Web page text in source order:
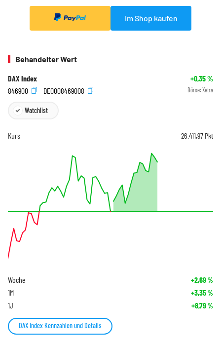
Im Shop kaufen
Behandelter Wert
DAX Index +0,35%
846900
DE0008469008 Börse: Xetra
Watchlist
Kurs 26.411,97 Pkt
Woche +2,69%
1M +3,35%
1J +8,79%
DAX Index Kennzahlen und Details